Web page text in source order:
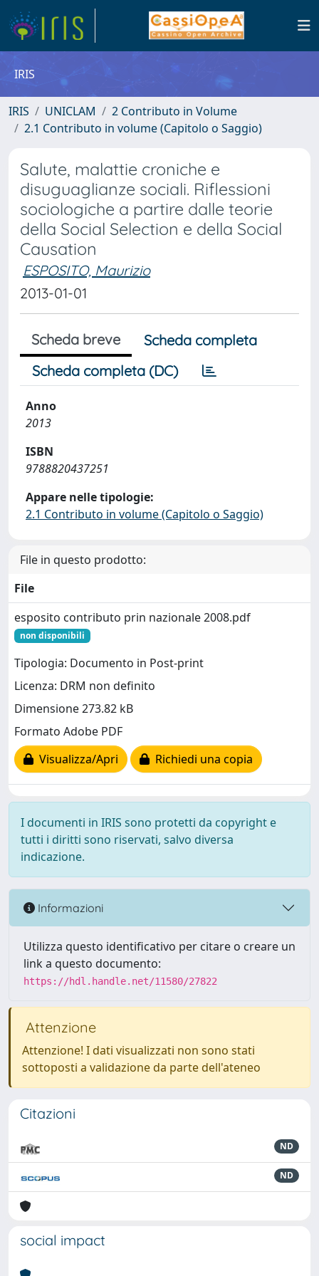
IRIS
IRIS UNICLAM
2 Contributo in Volume
2.1 Contributo in volume (Capitolo o Saggio)
Salute, malattie croniche e
disuguaglianze sociali. Riflessioni
sociologiche a partire dalle teorie
della Social Selection e della Social
Causation
ESPOSITO, Maurizio
2013-01-01
Scheda breve
Scheda completa
Scheda completa (DC)
Anno
2013
ISBN
9788820437251
Appare nelle tipologie:
2.1 Contributo in volume (Capitolo o Saggio)
File in questo prodotto:
File
esposito contributo prin nazionale 2008.pdf
non disponibili
Tipologia: Documento in Post-print
Licenza: DRM non definito
Dimensione 273.82 kB
Formato Adobe PDF
Visualizza/Apri
Richiedi una copia
I documenti in IRIS sono protetti da copyright e
tutti i diritti sono riservati, salvo diversa
indicazione.
Informazioni
Utilizza questo identificativo per citare o creare un
link a questo documento:
https://hdl.handle.net/11580/27822
Attenzione
Attenzione! I dati visualizzati non sono stati
sottoposti a validazione da parte dell'ateneo
Citazioni
ND
ND
social impact